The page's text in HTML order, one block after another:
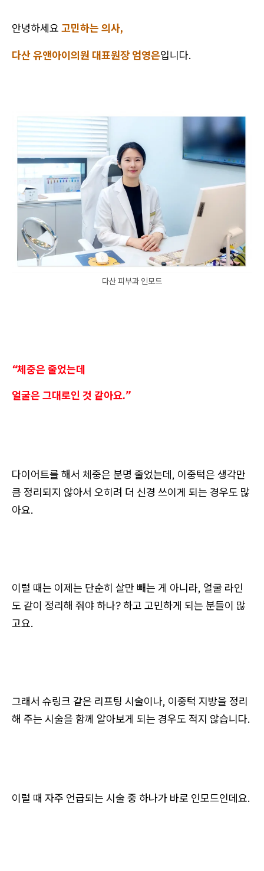
안녕하세요 고민하는 의사,
다산 유앤아이의원 대표원장 엄영은입니다.
다산 피부과 인모드
“체중은 줄었는데
얼굴은 그대로인 것 같아요.”
다이어트를 해서 체중은 분명 줄었는데, 이중턱은 생각만
큼 정리되지 않아서 오히려 더 신경 쓰이게 되는 경우도 많
아요.
이럴 때는 이제는 단순히 살만 빼는 게 아니라, 얼굴 라인
도 같이 정리해 줘야 하나? 하고 고민하게 되는 분들이 많
고요.
그래서 슈링크 같은 리프팅 시술이나, 이중턱 지방을 정리
해 주는 시술을 함께 알아보게 되는 경우도 적지 않습니다.
이럴 때 자주 언급되는 시술 중 하나가 바로 인모드인데요.